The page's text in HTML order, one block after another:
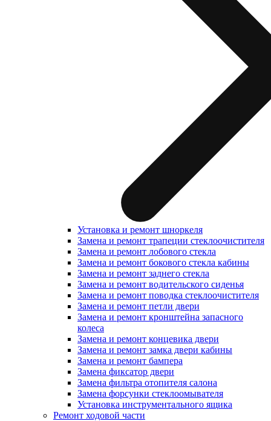
Установка и ремонт шноркеля
Замена и ремонт трапеции стеклоочистителя
Замена и ремонт лобового стекла
Замена и ремонт бокового стекла кабины
Замена и ремонт заднего стекла
Замена и ремонт водительского сиденья
Замена и ремонт поводка стеклоочистителя
Замена и ремонт петли двери
Замена и ремонт кронштейна запасного
колеса
Замена и ремонт концевика двери
Замена и ремонт замка двери кабины
Замена и ремонт бампера
Замена фиксатор двери
Замена фильтра отопителя салона
Замена форсунки стеклоомывателя
Установка инструментального ящика
Ремонт ходовой части